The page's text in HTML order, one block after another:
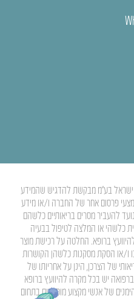
ישראל בע”מ מבקשת להדגיש שהמידע
פרסום אחר של החברה ו/או מידע
נועד להעביר מסרים בריאותיים כלשהם
כלשהי או המלצה לטיפול בבעיה
ברופא. החלטה על רכישת מוצר
או הסקת מסקנות כלשהן הקושרות
של הצרכן, הינן על אחריותו של
יש בכל מקרה להיוועץ ברופא
של אנשי מקצוע מוסמכים בתחום